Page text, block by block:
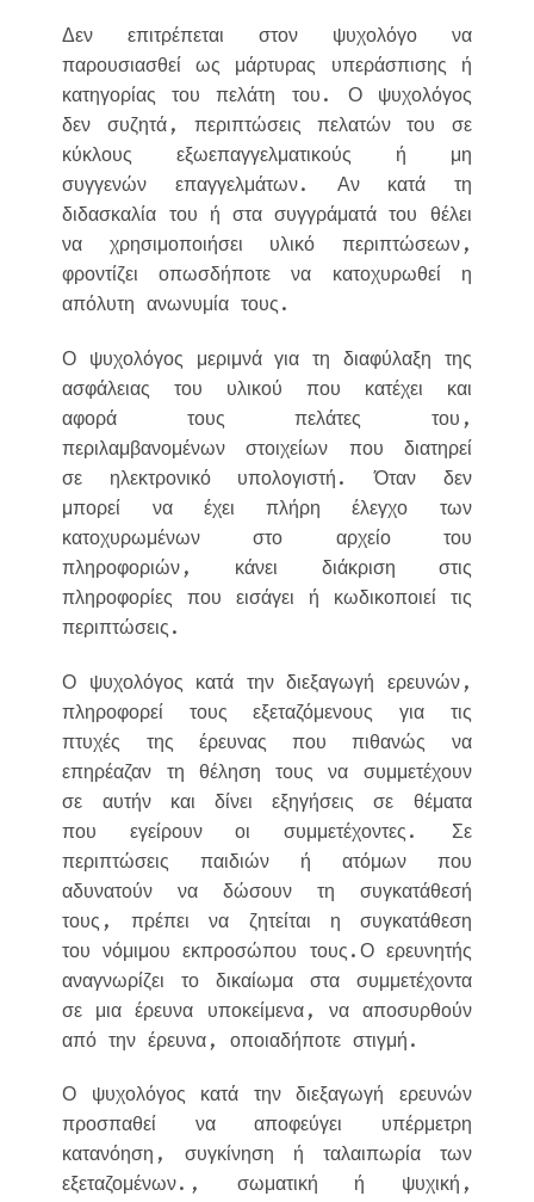
Δεν επιτρέπεται στον ψυχολόγο να
παρουσιασθεί ως μάρτυρας υπεράσπισης ή
κατηγορίας του πελάτη του. Ο ψυχολόγος
δεν συζητά, περιπτώσεις πελατών του σε
κύκλους εξωεπαγγελματικούς ή μη
συγγενών επαγγελμάτων. Αν κατά τη
διδασκαλία του ή στα συγγράματά του θέλει
να χρησιμοποιήσει υλικό περιπτώσεων,
φροντίζει οπωσδήποτε να κατοχυρωθεί η
απόλυτη ανωνυμία τους.
Ο ψυχολόγος μεριμνά για τη διαφύλαξη της
ασφάλειας του υλικού που κατέχει και
αφορά τους πελάτες του,
περιλαμβανομένων στοιχείων που διατηρεί
σε ηλεκτρονικό υπολογιστή. Όταν δεν
μπορεί να έχει πλήρη έλεγχο των
κατοχυρωμένων στο αρχείο του
πληροφοριών, κάνει διάκριση στις
πληροφορίες που εισάγει ή κωδικοποιεί τις
περιπτώσεις.
Ο ψυχολόγος κατά την διεξαγωγή ερευνών,
πληροφορεί τους εξεταζόμενους για τις
πτυχές της έρευνας που πιθανώς να
επηρέαζαν τη θέληση τους να συμμετέχουν
σε αυτήν και δίνει εξηγήσεις σε θέματα
που εγείρουν οι συμμετέχοντες. Σε
περιπτώσεις παιδιών ή ατόμων που
αδυνατούν να δώσουν τη συγκατάθεσή
τους, πρέπει να ζητείται η συγκατάθεση
του νόμιμου εκπροσώπου τους.Ο ερευνητής
αναγνωρίζει το δικαίωμα στα συμμετέχοντα
σε μια έρευνα υποκείμενα, να αποσυρθούν
από την έρευνα, οποιαδήποτε στιγμή.
Ο ψυχολόγος κατά την διεξαγωγή ερευνών
προσπαθεί να αποφεύγει υπέρμετρη
κατανόηση, συγκίνηση ή ταλαιπωρία των
εξεταζομένων., σωματική ή ψυχική,